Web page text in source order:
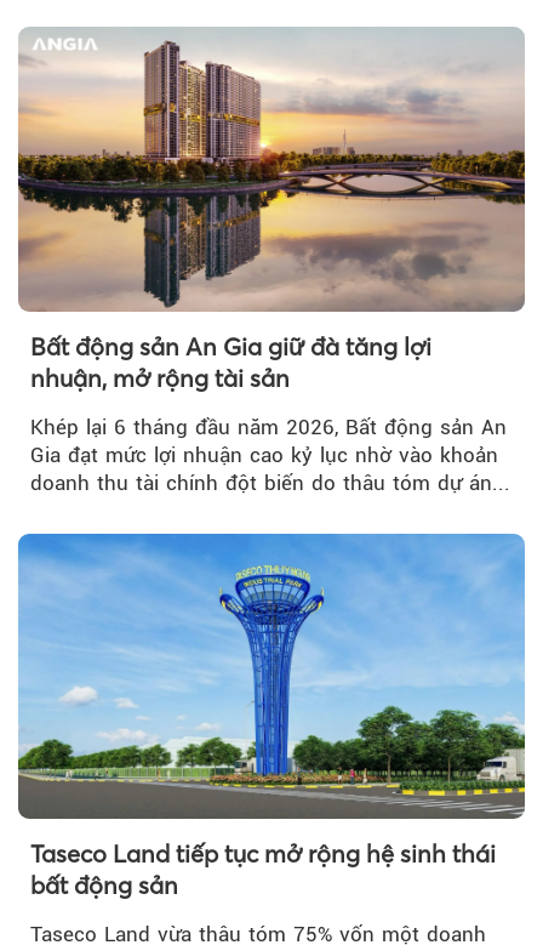
Bất động sản An Gia giữ đà tăng lợi
nhuận, mở rộng tài sản
Khép lại 6 tháng đầu năm 2026, Bất động sản An
Gia đạt mức lợi nhuận cao kỷ lục nhờ vào khoản
doanh thu tài chính đột biến do thâu tóm dự án...
Taseco Land tiếp tục mở rộng hệ sinh thái
bất động sản
Taseco Land vừa thâu tóm 75% vốn một doanh